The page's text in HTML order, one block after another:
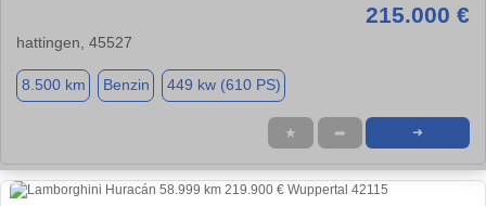
215.000 €
hattingen, 45527
8.500 km Benzin 449 kw (610 PS)
★ ➦ ➜